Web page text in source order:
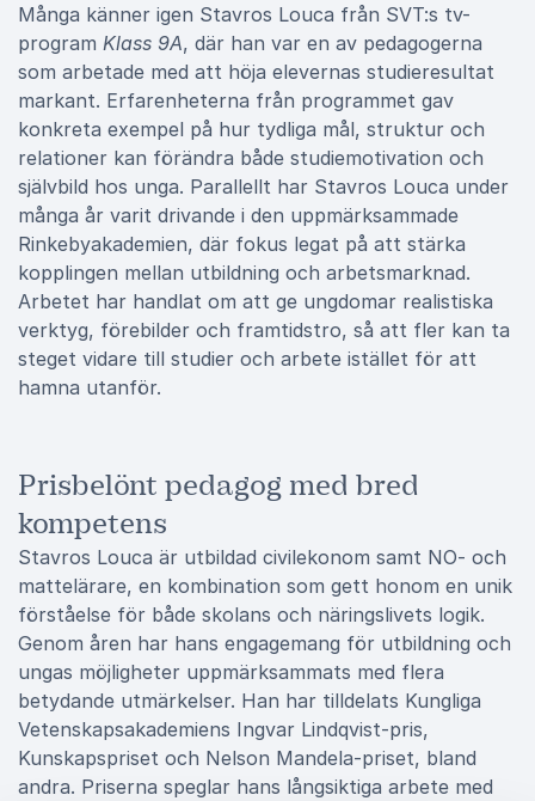
Många känner igen Stavros Louca från SVT:s tv-
program Klass 9A, där han var en av pedagogerna
som arbetade med att höja elevernas studieresultat
markant. Erfarenheterna från programmet gav
konkreta exempel på hur tydliga mål, struktur och
relationer kan förändra både studiemotivation och
självbild hos unga. Parallellt har Stavros Louca under
många år varit drivande i den uppmärksammade
Rinkebyakademien, där fokus legat på att stärka
kopplingen mellan utbildning och arbetsmarknad.
Arbetet har handlat om att ge ungdomar realistiska
verktyg, förebilder och framtidstro, så att fler kan ta
steget vidare till studier och arbete istället för att
hamna utanför.
Prisbelönt pedagog med bred
kompetens
Stavros Louca är utbildad civilekonom samt NO- och
mattelärare, en kombination som gett honom en unik
förståelse för både skolans och näringslivets logik.
Genom åren har hans engagemang för utbildning och
ungas möjligheter uppmärksammats med flera
betydande utmärkelser. Han har tilldelats Kungliga
Vetenskapsakademiens Ingvar Lindqvist-pris,
Kunskapspriset och Nelson Mandela-priset, bland
andra. Priserna speglar hans långsiktiga arbete med